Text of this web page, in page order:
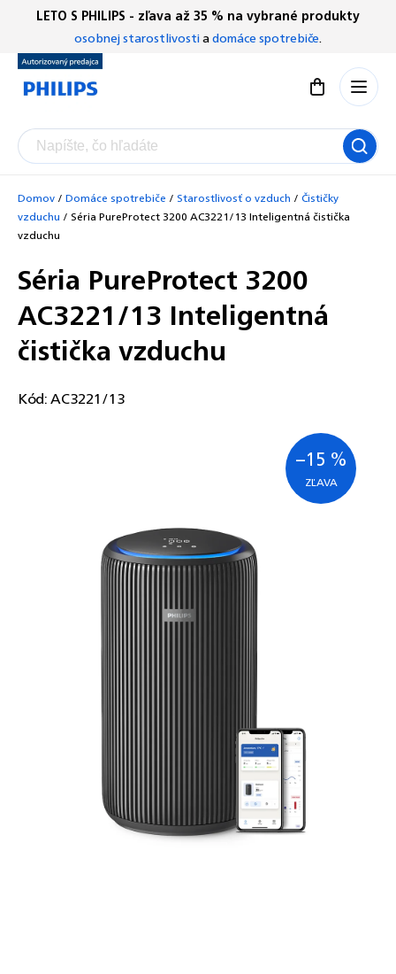
Prejsť
obsah
LETO S PHILIPS - zľava až 35 % na vybrané produkty
osobnej starostlivostiadomáce spotrebiče.
Nákupný
Domov/Domáce spotrebiče /Starostlivosť o vzduch /Čističky
vzduchu /Séria PureProtect 3200 AC3221/13 Inteligentná čistička
vzduchu
Séria PureProtect 3200
AC3221/13 Inteligentná
čistička vzduchu
Kód:AC3221/13
–15 %
Chatbot Filip
Autorizovaný predajce